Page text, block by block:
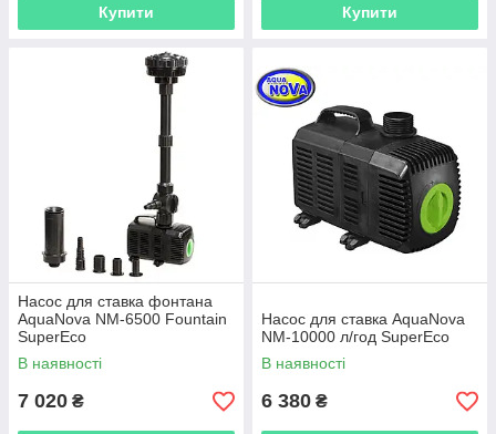
Купити Купити
Насос для ставка фонтана
AquaNova NM-6500 Fountain
SuperEco
В наявності
7 020 ₴
Насос для ставка AquaNova
NM-10000 л/год SuperEco
В наявності
6 380 ₴